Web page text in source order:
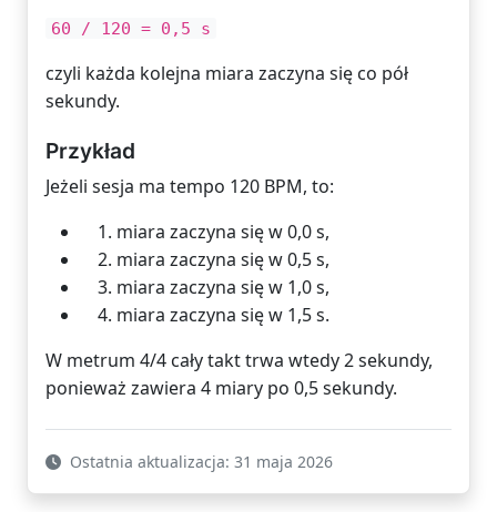
60 / 120 = 0,5 s
czyli każda kolejna miara zaczyna się co pół
sekundy.
Przykład
Jeżeli sesja ma tempo 120 BPM, to:
miara zaczyna się w 0,0 s,
miara zaczyna się w 0,5 s,
miara zaczyna się w 1,0 s,
miara zaczyna się w 1,5 s.
W metrum 4/4 cały takt trwa wtedy 2 sekundy,
ponieważ zawiera 4 miary po 0,5 sekundy.
Ostatnia aktualizacja: 31 maja 2026